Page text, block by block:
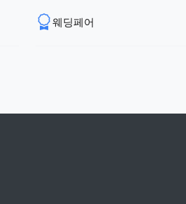
웨딩페어